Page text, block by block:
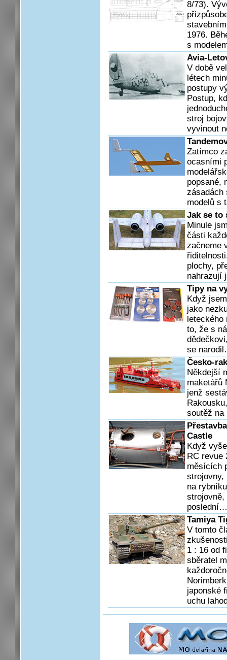
8/73).
1976.
s
Avia-
V době
létech
postupy
Postup,
stroj
vyvinout
Zatímco
ocasními
popsané,
zásadách
modelů s
Jak se to
Minule
části
začneme
plochy,
nahrazují
Tipy na
Když
jako
leteckého
to, že s
se
Česko-
Někdejší
maketářů
jenž
soutěž
Castle
Když
RC revue
měsících
strojovny,
na
strojovně,
poslední…
Tamiya
V tomto
1 : 16 od
sběratel
japonské
uchu